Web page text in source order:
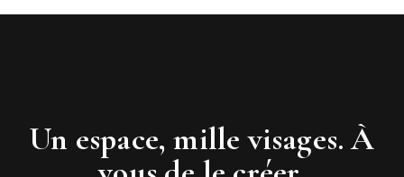
Un espace, mille visages. À